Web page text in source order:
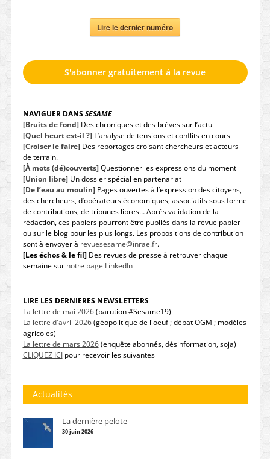
Lire le dernier numéro
S'abonner gratuitement à la revue
NAVIGUER DANSSESAME
[Bruits de fond]Des chroniques et des brèves sur l’actu
[Quel heurt est-il ?]L’analyse de tensions et conflits en cours
[Croiser le faire]Des reportages croisant chercheurs et acteurs
de terrain.
[À mots (dé)couverts]Questionner les expressions du moment
[Union libre]Un dossier spécial en partenariat
[De l’eau au moulin]Pages ouvertes à l’expression des citoyens,
des chercheurs, d’opérateurs économiques, associatifs sous forme
de contributions, de tribunes libres… Après validation de la
rédaction, ces papiers pourront être publiés dans la revue papier
ou sur le blog pour les plus longs. Les propositions de contribution
sont à envoyer à revuesesame@inrae.fr.
[Les échos & le fil]Des revues de presse à retrouver chaque
semaine sur notre page LinkedIn
LIRE LES DERNIERES NEWSLETTERS
La lettre de mai 2026(parution #Sesame19)
La lettre d'avril 2026(géopolitique de l'oeuf ; débat OGM ; modèles
agricoles)
La lettre de mars 2026(enquête abonnés, désinformation, soja)
CLIQUEZ ICIpour recevoir les suivantes
Actualités
La dernière pelote
30 juin 2026 |